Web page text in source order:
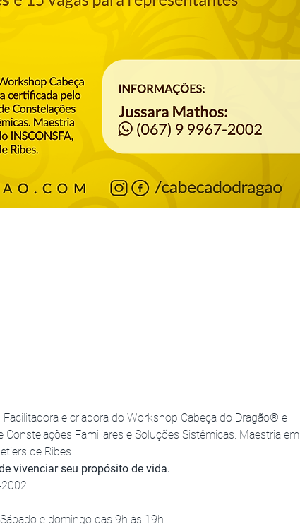
Facilitadora e criadora do Workshop Cabeça do Dragão® e
Familiares e Soluções Sistêmicas. Maestria em
de Ribes.
vivenciar seu propósito de vida.
e domingo das 9h às 19h..